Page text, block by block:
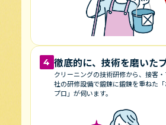
4 徹底的に、技術を磨いた
クリーニングの技術研修から、接客
社の研修設備で鍛錬に鍛錬を重ねた
プロ」が伺います。